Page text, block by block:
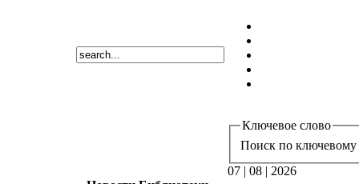
Ключевое слово
Поиск по ключевому
07 | 08 | 2026